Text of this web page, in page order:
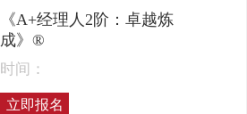
《A+经理人2阶：卓越炼
成》®
时间：
立即报名